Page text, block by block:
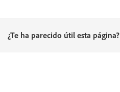
¿Te ha parecido útil esta página?